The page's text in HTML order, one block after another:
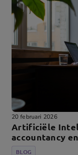
20 februari 2026
Artificiële
accountancy
BLOG